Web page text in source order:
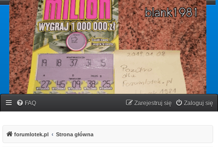
forumlotek.pl
Forum gier liczbowych
FAQ Zaloguj się
Zarejestruj się
forumlotek.pl Strona główna